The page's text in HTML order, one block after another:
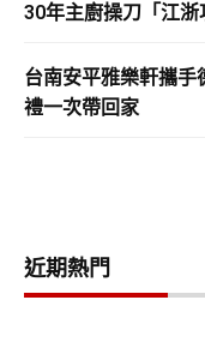
30年主廚操刀「江
台南安平雅樂軒攜
禮一次帶回家
近期熱門